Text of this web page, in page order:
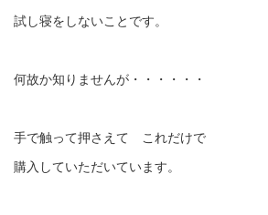
試し寝をしないことです。
何故か知りませんが・・・・・・
手で触って押さえて これだけで
購入していただいています。